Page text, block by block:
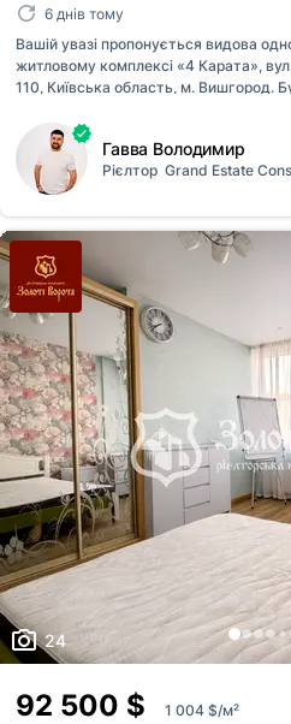
6 днів тому
Вашій увазі пропонується видова
житловому комплексі «4 Карата»,
110, Київська область, м. Вишгород.
поверхового будинку. Зроблено
Продумане планування: - Простора
кімната; - Гардеробна; - Санвузол; -
необхідне для комфортного життя,
побутовою технікою: духова шафа,
посудомийка, витяжка, пральна
квартири тепла підлога. Територія
футбольн...
Гавва Володимир
Рієлтор Grand Estate
24
92 500 $ 1 004 $/м²